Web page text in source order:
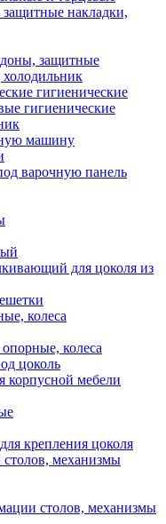
накладки,
защитные
гигиенические
гигиенические
машину
варочную панель
для цоколя из
колеса
колеса
цоколь
мебели
крепления цоколя
механизмы
столов, механизмы